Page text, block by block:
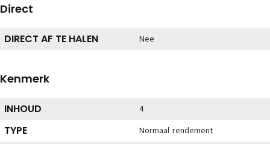
Direct
DIRECT AF TE HALEN Nee
Kenmerk
INHOUD 4
TYPE Normaal rendement